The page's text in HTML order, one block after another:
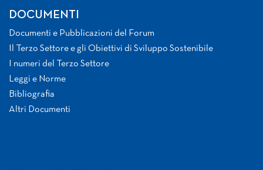
DOCUMENTI
Documenti e Pubblicazioni del Forum
Il Terzo Settore e gli Obiettivi di Sviluppo Sostenibile
I numeri del Terzo Settore
Leggi e Norme
Bibliografia
Altri Documenti